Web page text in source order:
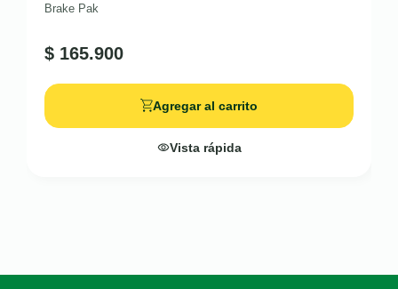
Brake Pak
$ 165.900
Agregar al carrito
Vista rápida